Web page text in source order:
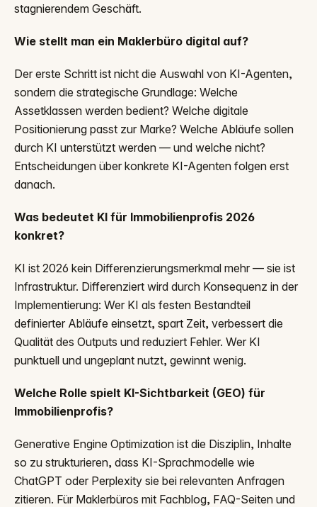
stagnierendem Geschäft.
Wie stellt man ein Maklerbüro digital auf?
Der erste Schritt ist nicht die Auswahl von KI-Agenten,
sondern die strategische Grundlage: Welche
Assetklassen werden bedient? Welche digitale
Positionierung passt zur Marke? Welche Abläufe sollen
durch KI unterstützt werden — und welche nicht?
Entscheidungen über konkrete KI-Agenten folgen erst
danach.
Was bedeutet KI für Immobilienprofis 2026
konkret?
KI ist 2026 kein Differenzierungsmerkmal mehr — sie ist
Infrastruktur. Differenziert wird durch Konsequenz in der
Implementierung: Wer KI als festen Bestandteil
definierter Abläufe einsetzt, spart Zeit, verbessert die
Qualität des Outputs und reduziert Fehler. Wer KI
punktuell und ungeplant nutzt, gewinnt wenig.
Welche Rolle spielt KI-Sichtbarkeit (GEO) für
Immobilienprofis?
Generative Engine Optimization ist die Disziplin, Inhalte
so zu strukturieren, dass KI-Sprachmodelle wie
ChatGPT oder Perplexity sie bei relevanten Anfragen
zitieren. Für Maklerbüros mit Fachblog, FAQ-Seiten und